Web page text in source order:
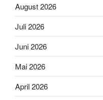
August 2026
Juli 2026
Juni 2026
Mai 2026
April 2026